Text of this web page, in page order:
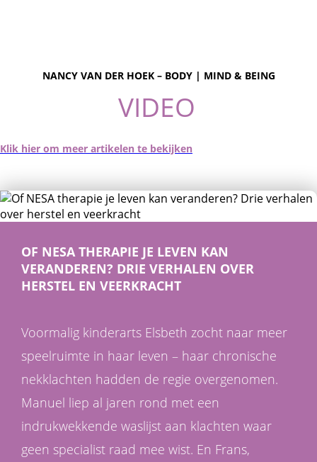
NANCY VAN DER HOEK – BODY | MIND & BEING
VIDEO
Klik hier om meer artikelen te bekijken
OF NESA THERAPIE JE LEVEN KAN
VERANDEREN? DRIE VERHALEN OVER
HERSTEL EN VEERKRACHT
Voormalig kinderarts Elsbeth zocht naar meer
speelruimte in haar leven – haar chronische
nekklachten hadden de regie overgenomen.
Manuel liep al jaren rond met een
indrukwekkende waslijst aan klachten waar
geen specialist raad mee wist. En Frans,